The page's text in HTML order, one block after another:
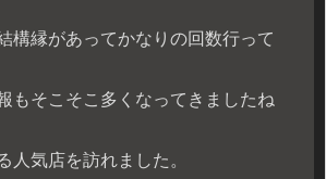
構縁があってかなりの回数行って
もそこそこ多くなってきましたね
人気店を訪れました。